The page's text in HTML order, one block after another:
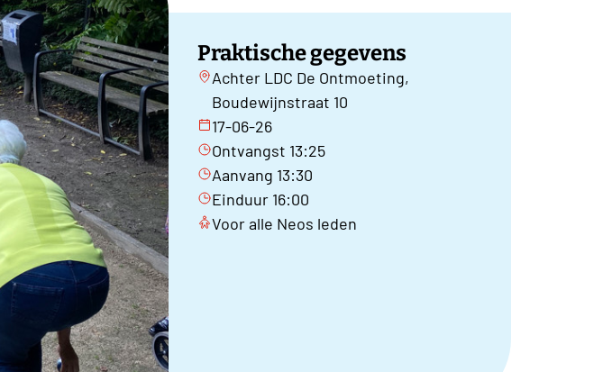
Praktische gegevens
Achter LDC De Ontmoeting,
Boudewijnstraat 10
17-06-26
Ontvangst 13:25
Aanvang 13:30
Einduur 16:00
Voor alle Neos leden